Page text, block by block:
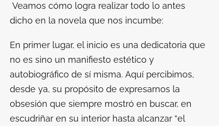
Veamos cómo logra realizar todo lo antes
dicho en la novela que nos incumbe:
En primer lugar, el inicio es una dedicatoria que
no es sino un manifiesto estético y
autobiográfico de sí misma. Aquí percibimos,
desde ya, su propósito de expresarnos la
obsesión que siempre mostró en buscar, en
escudriñar en su interior hasta alcanzar “el